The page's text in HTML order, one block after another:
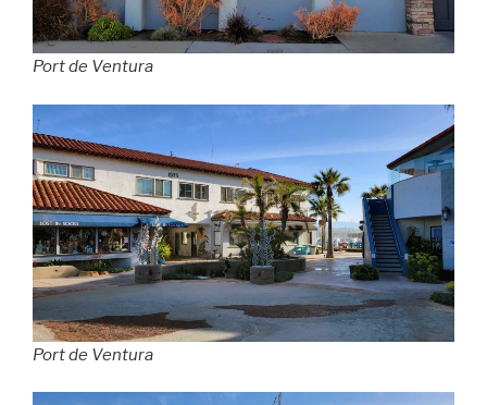
Port de Ventura
Port de Ventura